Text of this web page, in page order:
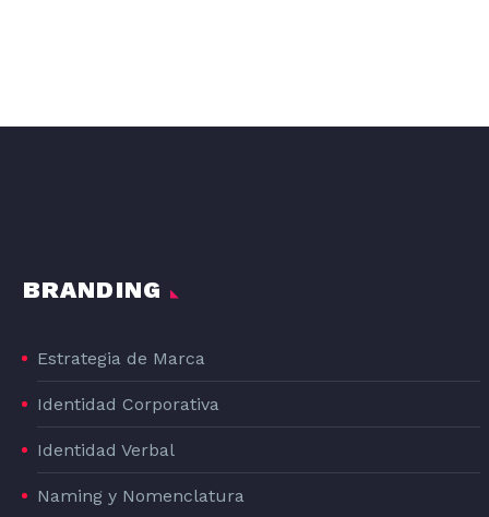
BRANDING
Estrategia de Marca
Identidad Corporativa
Identidad Verbal
Naming y Nomenclatura